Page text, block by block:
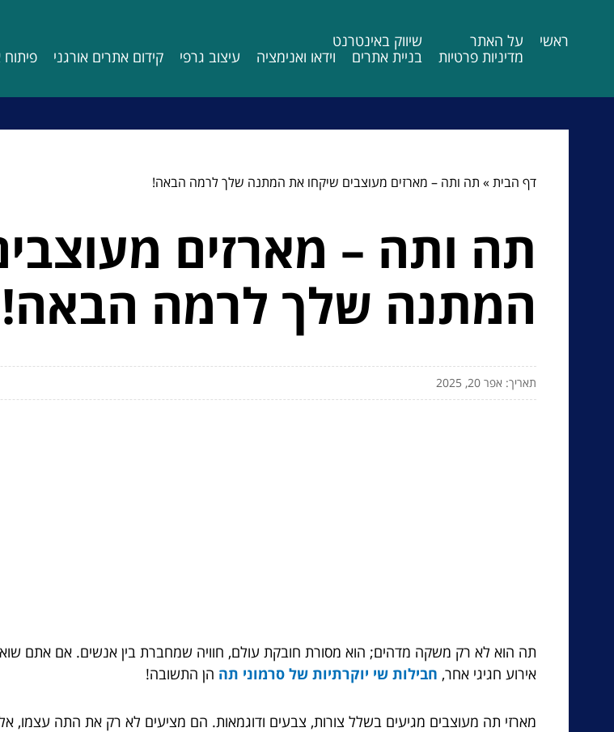
ראשי
על האתר
מדיניות פרטיות
שיווק באינטרנט
בניית אתרים
וידאו ואנימציה עיצוב גרפי קידום אתרים אורגני פיתוח
דף הבית» תה ותה – מארזים מעוצבים שיקחו את המתנה שלך לרמה הבאה!
תה ותה – מארזים
המתנה שלך לרמה הבאה!
תאריך: אפר 20, 2025
תה הוא לא רק משקה מדהים; הוא מסורת חובקת עולם, חוויה שמחברת בין אנשים. אם אתם
אירוע חגיגי אחר, חבילות שי יוקרתיות של סרמוני תה הן התשובה!
מארזי תה מעוצבים מגיעים בשלל צורות, צבעים ודוגמאות. הם מציעים לא רק את התה עצמו,